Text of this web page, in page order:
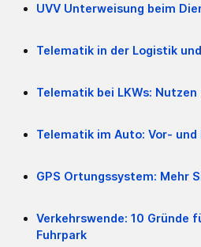
UVV Unterweisung beim
Telematik in der Logistik
Telematik bei LKWs:
Telematik im Auto: Vor-
GPS Ortungssystem: Mehr
Verkehrswende: 10 Gründe
Fuhrpark